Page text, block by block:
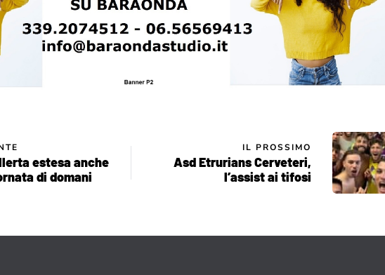
estesa anche
di domani
IL PROSSIMO
Asd Etrurians Cerveteri,
l’assist ai tifosi